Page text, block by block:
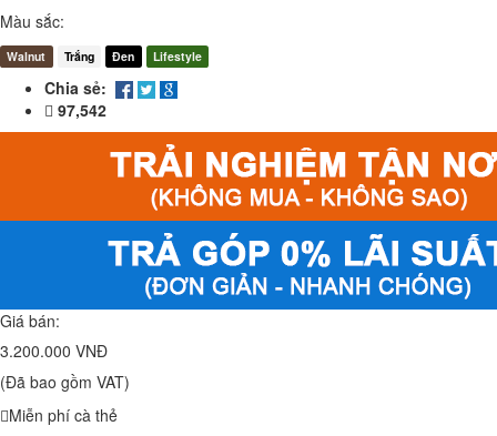
Màu sắc:
Walnut Trắng Đen Lifestyle
Chia sẻ:
97,542
Giá bán:
3.200.000 VNĐ
(Đã bao gồm VAT)
Miễn phí cà thẻ